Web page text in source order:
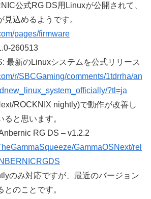
公式RG DS用Linuxが公開されて、
込めるようです。
pages/firmware
260513
最新のLinuxシステムを公式リリース
r/SBCGaming/comments/1tdrrha/an
?tl=ja
ROCKNIX nightly)で動作が改善し
と思います。
RG DS – v1.2.2
GammaOSNext/rel
のみ対応ですが、最近のバージョン
のことです。